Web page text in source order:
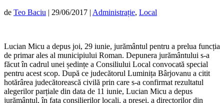
de Teo Baciu | 29/06/2017 | Administrație, Local
Lucian Micu a depus joi, 29 iunie, jurământul pentru a prelua funcția
de primar ales al municipiului Roman. Depunera jurământului s-a
făcut în cadrul unei ședințe a Consiliului Local convocată special
pentru acest scop. După ce judecătorul Luminița Bârjovanu a citit
hotărârea judecătorească civilă prin care s-a confirmat rezultatul
alegerilor parțiale din data de 11 iunie, Lucian Micu a depus
jurământul, în fața consilierilor locali, a presei, a directorilor din